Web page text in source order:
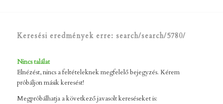
Keresési eredmények erre: search/search/5780/
Nincs találat
Elnézést, nincs a feltételeknek megfelelő bejegyzés. Kérem
próbáljon másik keresést!
Megpróbálhatja a következő javasolt kereséseket is: